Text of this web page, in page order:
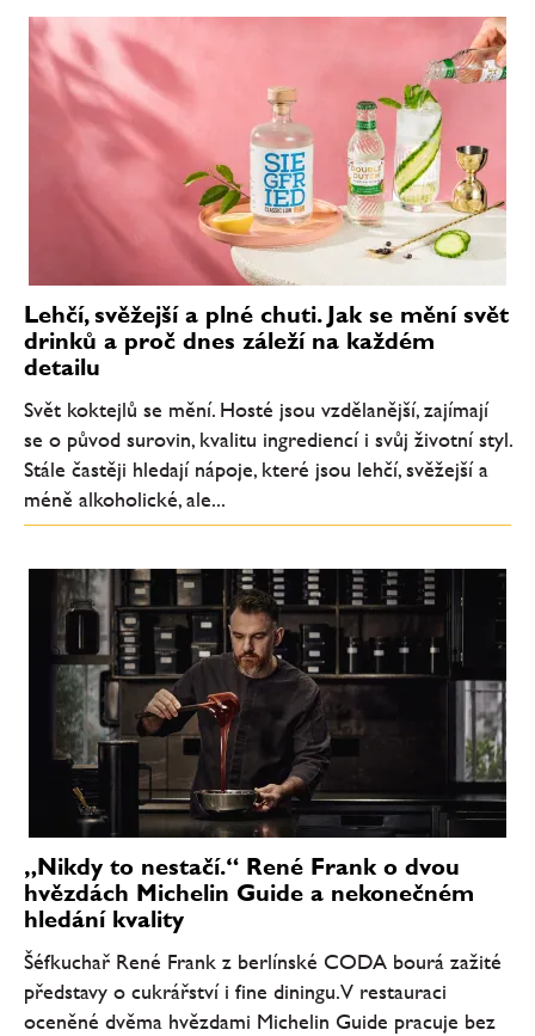
Lehčí, svěžejší a plné chuti. Jak se mění svět
drinků a proč dnes záleží na každém
detailu
Svět koktejlů se mění. Hosté jsou vzdělanější, zajímají
se o původ surovin, kvalitu ingrediencí i svůj životní styl.
Stále častěji hledají nápoje, které jsou lehčí, svěžejší a
méně alkoholické, ale...
„Nikdy to nestačí.“ René Frank o dvou
hvězdách Michelin Guide a nekonečném
hledání kvality
Šéfkuchař René Frank z berlínské CODA bourá zažité
představy o cukrářství i fine diningu. V restauraci
oceněné dvěma hvězdami Michelin Guide pracuje bez